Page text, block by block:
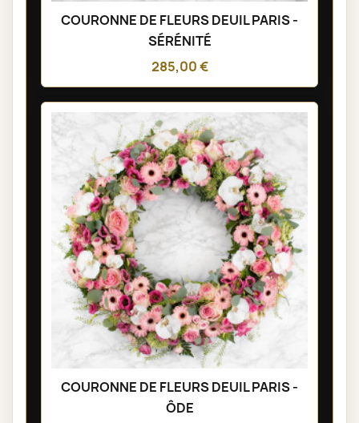
COURONNE DE FLEURS DEUIL PARIS -
SÉRÉNITÉ
285,00 €
COURONNE DE FLEURS DEUIL PARIS -
ÔDE